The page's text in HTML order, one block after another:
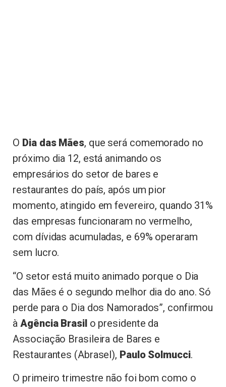
O Dia das Mães, que será comemorado no
próximo dia 12, está animando os
empresários do setor de bares e
restaurantes do país, após um pior
momento, atingido em fevereiro, quando 31%
das empresas funcionaram no vermelho,
com dívidas acumuladas, e 69% operaram
sem lucro.
“O setor está muito animado porque o Dia
das Mães é o segundo melhor dia do ano. Só
perde para o Dia dos Namorados”, confirmou
à Agência Brasilo presidente da
Associação Brasileira de Bares e
Restaurantes (Abrasel), Paulo Solmucci.
O primeiro trimestre não foi bom como o